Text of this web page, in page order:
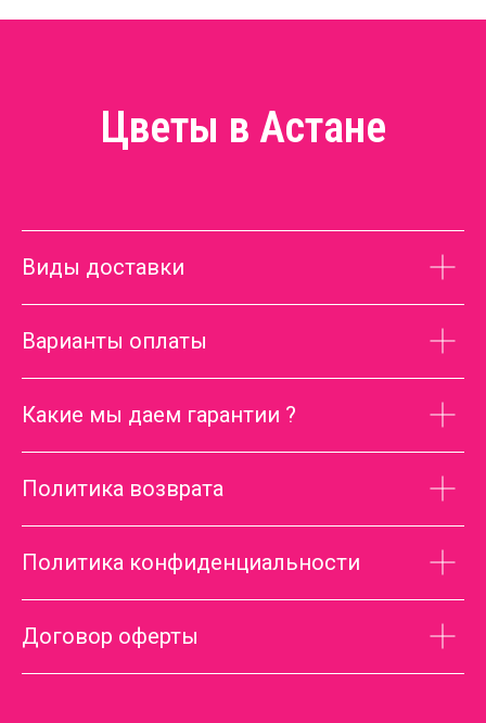
Цветы в Астане
Виды доставки
Варианты оплаты
Какие мы даем гарантии ?
Политика возврата
Политика конфиденциальности
Договор оферты